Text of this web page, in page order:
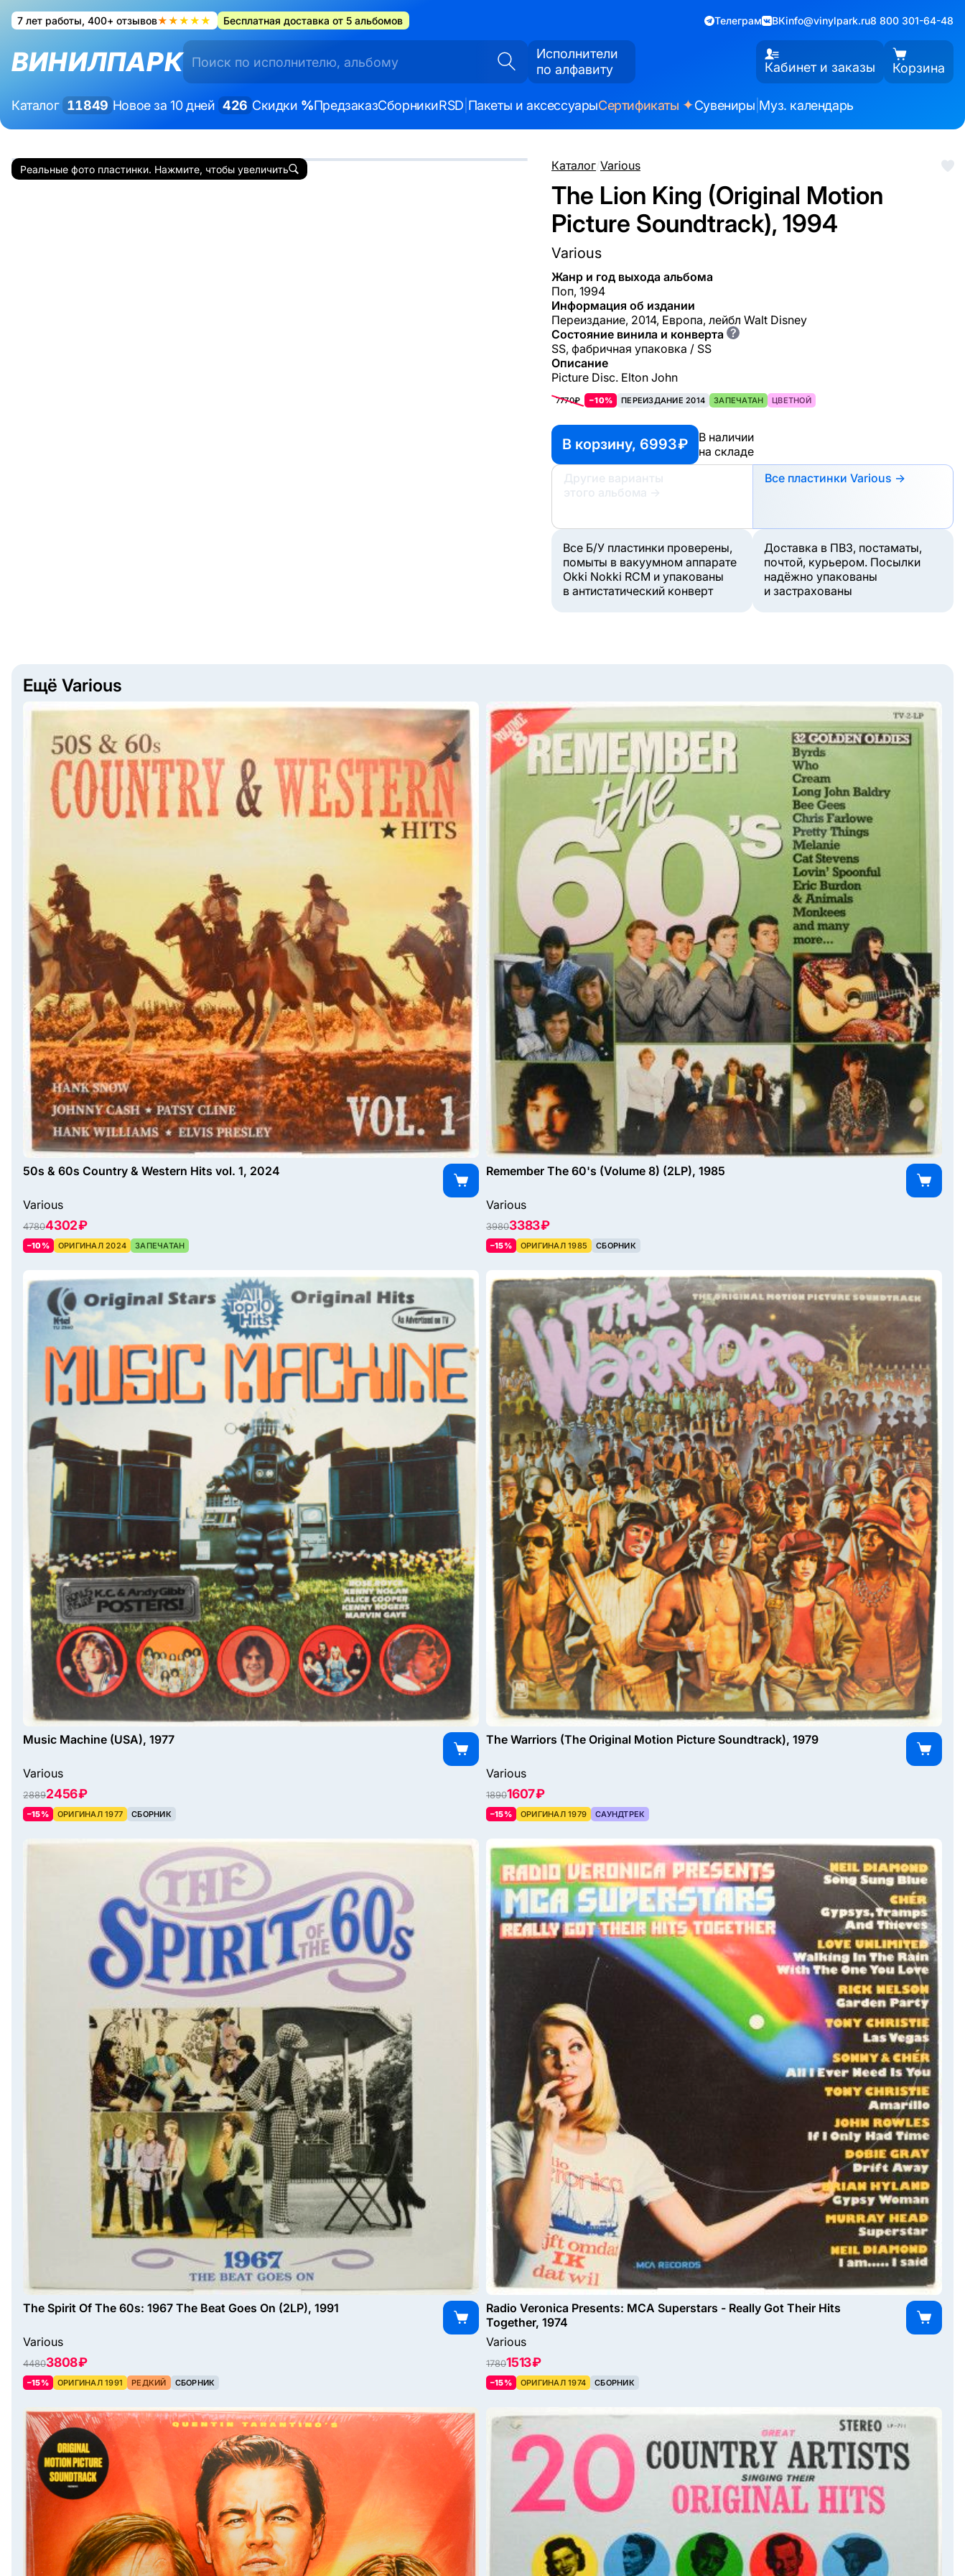
7 лет работы, 400+ отзывов★★★★★ Бесплатная доставка от 5 альбомов Телеграм ВКinfo@vinylpark.ru8 800 301-64-48
ВИНИЛПАРК
Исполнители
по алфавиту
Кабинет и заказы Корзина
Каталог 11849 Новое за 10 дней 426 Скидки %ПредзаказСборникиRSD Пакеты и аксессуарыСертификаты ✦Сувениры Муз. календарь
Каталог/Various
The Lion King (Original Motion
Picture Soundtrack), 1994
Various
Жанр и год выхода альбома
Поп, 1994
Информация об издании
Переиздание, 2014, Европа, лейбл Walt Disney
Состояние винила и конверта ?
SS, фабричная упаковка / SS
Описание
Picture Disc. Elton John
7770₽ −10% ПЕРЕИЗДАНИЕ 2014 ЗАПЕЧАТАН ЦВЕТНОЙ
В корзину, 6993 ₽
В наличии
на складе
Другие варианты
этого альбома
→
Все пластинки Various →
Все Б/У пластинки проверены,
помыты в вакуумном аппарате
Okki Nokki RCM и упакованы
в антистатический конверт
Доставка в ПВЗ, постаматы,
почтой, курьером. Посылки
надёжно упакованы
и застрахованы
Реальные фото пластинки. Нажмите, чтобы увеличить
Ещё Various
50s & 60s Country & Western Hits vol. 1, 2024
Various
47804302 ₽
–10% ОРИГИНАЛ 2024 ЗАПЕЧАТАН
Remember The 60's (Volume 8) (2LP), 1985
Various
39803383 ₽
–15% ОРИГИНАЛ 1985 СБОРНИК
Music Machine (USA), 1977
Various
28892456 ₽
–15% ОРИГИНАЛ 1977 СБОРНИК
The Warriors (The Original Motion Picture Soundtrack), 1979
Various
18901607 ₽
–15% ОРИГИНАЛ 1979 САУНДТРЕК
The Spirit Of The 60s: 1967 The Beat Goes On (2LP), 1991
Various
44803808 ₽
–15% ОРИГИНАЛ 1991 РЕДКИЙ СБОРНИК
Radio Veronica Presents: MCA Superstars - Really Got Their Hits
Together, 1974
Various
17801513 ₽
–15% ОРИГИНАЛ 1974 СБОРНИК